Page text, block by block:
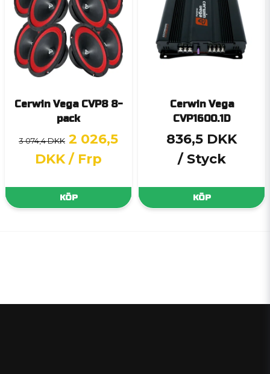
Cerwin Vega CVP8 8-
pack
3 074,4 DKK 2 026,5
DKK / Frp
KÖP
Cerwin Vega
CVP1600.1D
836,5 DKK
/ Styck
KÖP